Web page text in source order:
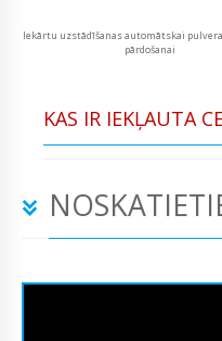
Iekārtu uzstādīšanas automātskai
pārdošanai
KAS IR IEKĻAUTA